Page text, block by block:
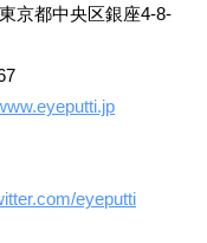
央区銀座4-8-
eyeputti